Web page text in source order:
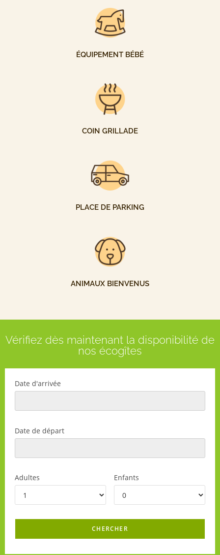
ÉQUIPEMENT BÉBÉ
COIN GRILLADE
PLACE DE PARKING
ANIMAUX BIENVENUS
Vérifiez dès maintenant la disponibilité de
nos écogîtes
Date d'arrivée
Date de départ
Adultes Enfants